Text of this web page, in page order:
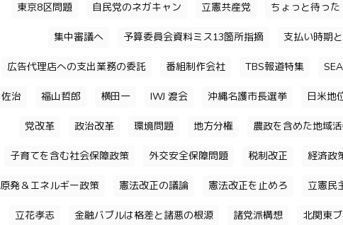
東京8区問題 自民党のネガキャン 立憲共産党 ちょっと待った
集中審議へ 予算委員会資料ミス13箇所指摘 支払い時期
広告代理店への支出業務の委託 番組制作会社 TBS報道特集
佐治 福山哲郎 横田一 IWJ 渡会 沖縄名護市長選挙 日米地
党改革 政治改革 環境問題 地方分権 農政を含めた地域
子育てを含む社会保障政策 外交安全保障問題 税制改正 経済政
原発＆エネルギー政策 憲法改正の議論 憲法改正を止めろ 立憲民
立花孝志 金融バブルは格差と諸悪の根源 諸党派構想 北関東